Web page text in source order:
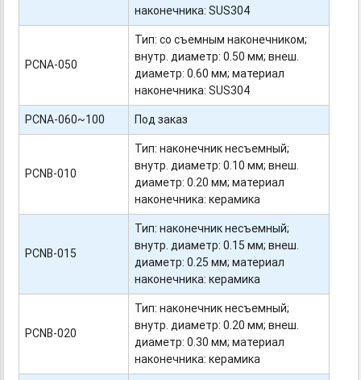
наконечника: SUS304
PCNA-050
Тип: со съемным наконечником;
внутр. диаметр: 0.50 мм; внеш.
диаметр: 0.60 мм; материал
наконечника: SUS304
PCNA-060~100
Под заказ
PCNB-010
Тип: наконечник несъемный;
внутр. диаметр: 0.10 мм; внеш.
диаметр: 0.20 мм; материал
наконечника: керамика
PCNB-015
Тип: наконечник несъемный;
внутр. диаметр: 0.15 мм; внеш.
диаметр: 0.25 мм; материал
наконечника: керамика
PCNB-020
Тип: наконечник несъемный;
внутр. диаметр: 0.20 мм; внеш.
диаметр: 0.30 мм; материал
наконечника: керамика